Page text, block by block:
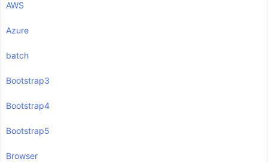
AWS
Azure
batch
Bootstrap3
Bootstrap4
Bootstrap5
Browser